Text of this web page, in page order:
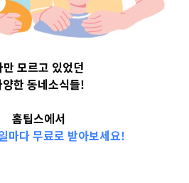
주간 소
만 모르고 있었던
양한 동네소식들!
홈팁스에서
마다 무료로 받아보세요!